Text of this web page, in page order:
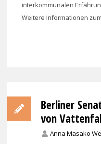
interkommunalen
Weitere Informationen
Berliner
von
Anna Masako